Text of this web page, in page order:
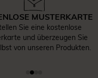
MUSTERKARTE
Sie eine kostenlose
und überzeugen Sie
von unseren Produkten.